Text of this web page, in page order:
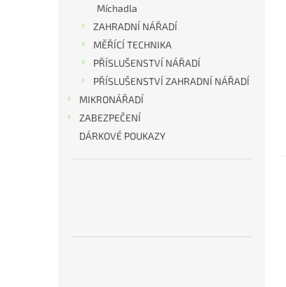
Míchadla
ZAHRADNÍ NÁŘADÍ
MĚŘÍCÍ TECHNIKA
PŘÍSLUŠENSTVÍ NÁŘADÍ
PŘÍSLUŠENSTVÍ ZAHRADNÍ NÁŘADÍ
MIKRONÁŘADÍ
ZABEZPEČENÍ
DÁRKOVÉ POUKAZY